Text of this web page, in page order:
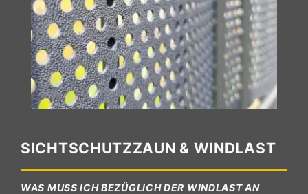
SICHTSCHUTZZAUN & WINDLAST
WAS MUSS ICH BEZÜGLICH DER WINDLAST AN